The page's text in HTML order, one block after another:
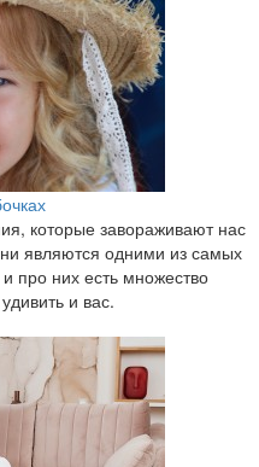
которые завораживают нас
являются одними из самых
про них есть множество
и вас.